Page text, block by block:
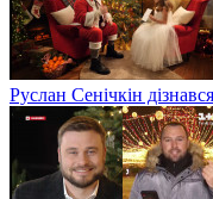
Руслан Сенічкін